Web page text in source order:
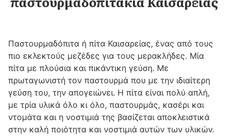
Παστουρμαδόπιτα ή πίτα Καισαρείας, ένας από τους
πιο εκλεκτούς μεζέδες για τους μερακλήδες. Μία
πίτα με πλούσια και πικάντικη γεύση. Με
πρωταγωνιστή τον παστουρμά που με την ιδιαίτερη
γεύση του, την απογειώνει. Η πίτα είναι πολύ απλή,
με τρία υλικά όλο κι όλο, παστουρμάς, κασέρι και
ντομάτα και η νοστιμιά της βασίζεται αποκλειστικά
στην καλή ποιότητα και νοστιμιά αυτών των υλικών.